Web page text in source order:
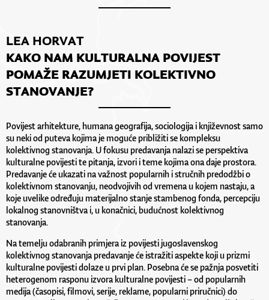
LEA HORVAT
KAKO NAM KULTURALNA POVIJEST
POMAŽE RAZUMJETI KOLEKTIVNO
STANOVANJE?
Povijest arhitekture, humana geografija, sociologija i književnost samo
su neki od puteva kojima je moguće približiti se kompleksu
kolektivnog stanovanja. U fokusu predavanja nalazi se perspektiva
kulturalne povijesti te pitanja, izvori i teme kojima ona daje prostora.
Predavanje će ukazati na važnost popularnih i stručnih predodžbi o
kolektivnom stanovanju, neodvojivih od vremena u kojem nastaju, a
koje uvelike određuju materijalno stanje stambenog fonda, percepciju
lokalnog stanovništva i, u konačnici, budućnost kolektivnog
stanovanja.
Na temelju odabranih primjera iz povijesti jugoslavenskog
kolektivnog stanovanja predavanje će istražiti aspekte koji u prizmi
kulturalne povijesti dolaze u prvi plan. Posebna će se pažnja posvetiti
heterogenom rasponu izvora kulturalne povijesti – od popularnih
medija (časopisi, filmovi, serije, reklame, popularni priručnici) do